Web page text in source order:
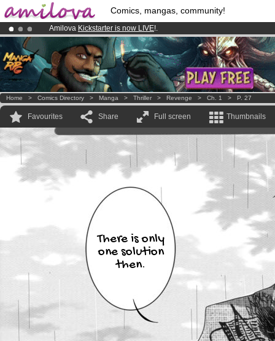
Comics, mangas, community!
Amilova Kickstarter is now LIVE!.
Premium membership from3.95 eurosper month !Get membership
Already 134393membersand 1208 comics & mangas!.
Home > Comics Directory > Manga > Thriller > Revenge > Ch. 1 > P. 27
Favourites Share Full screen Thumbnails
There is only
one solution
then.